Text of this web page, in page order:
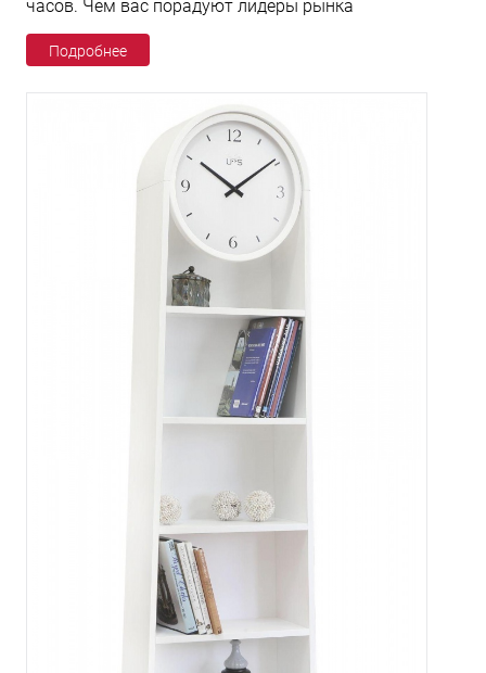
часов. Чем вас порадуют лидеры рынка
Подробнее